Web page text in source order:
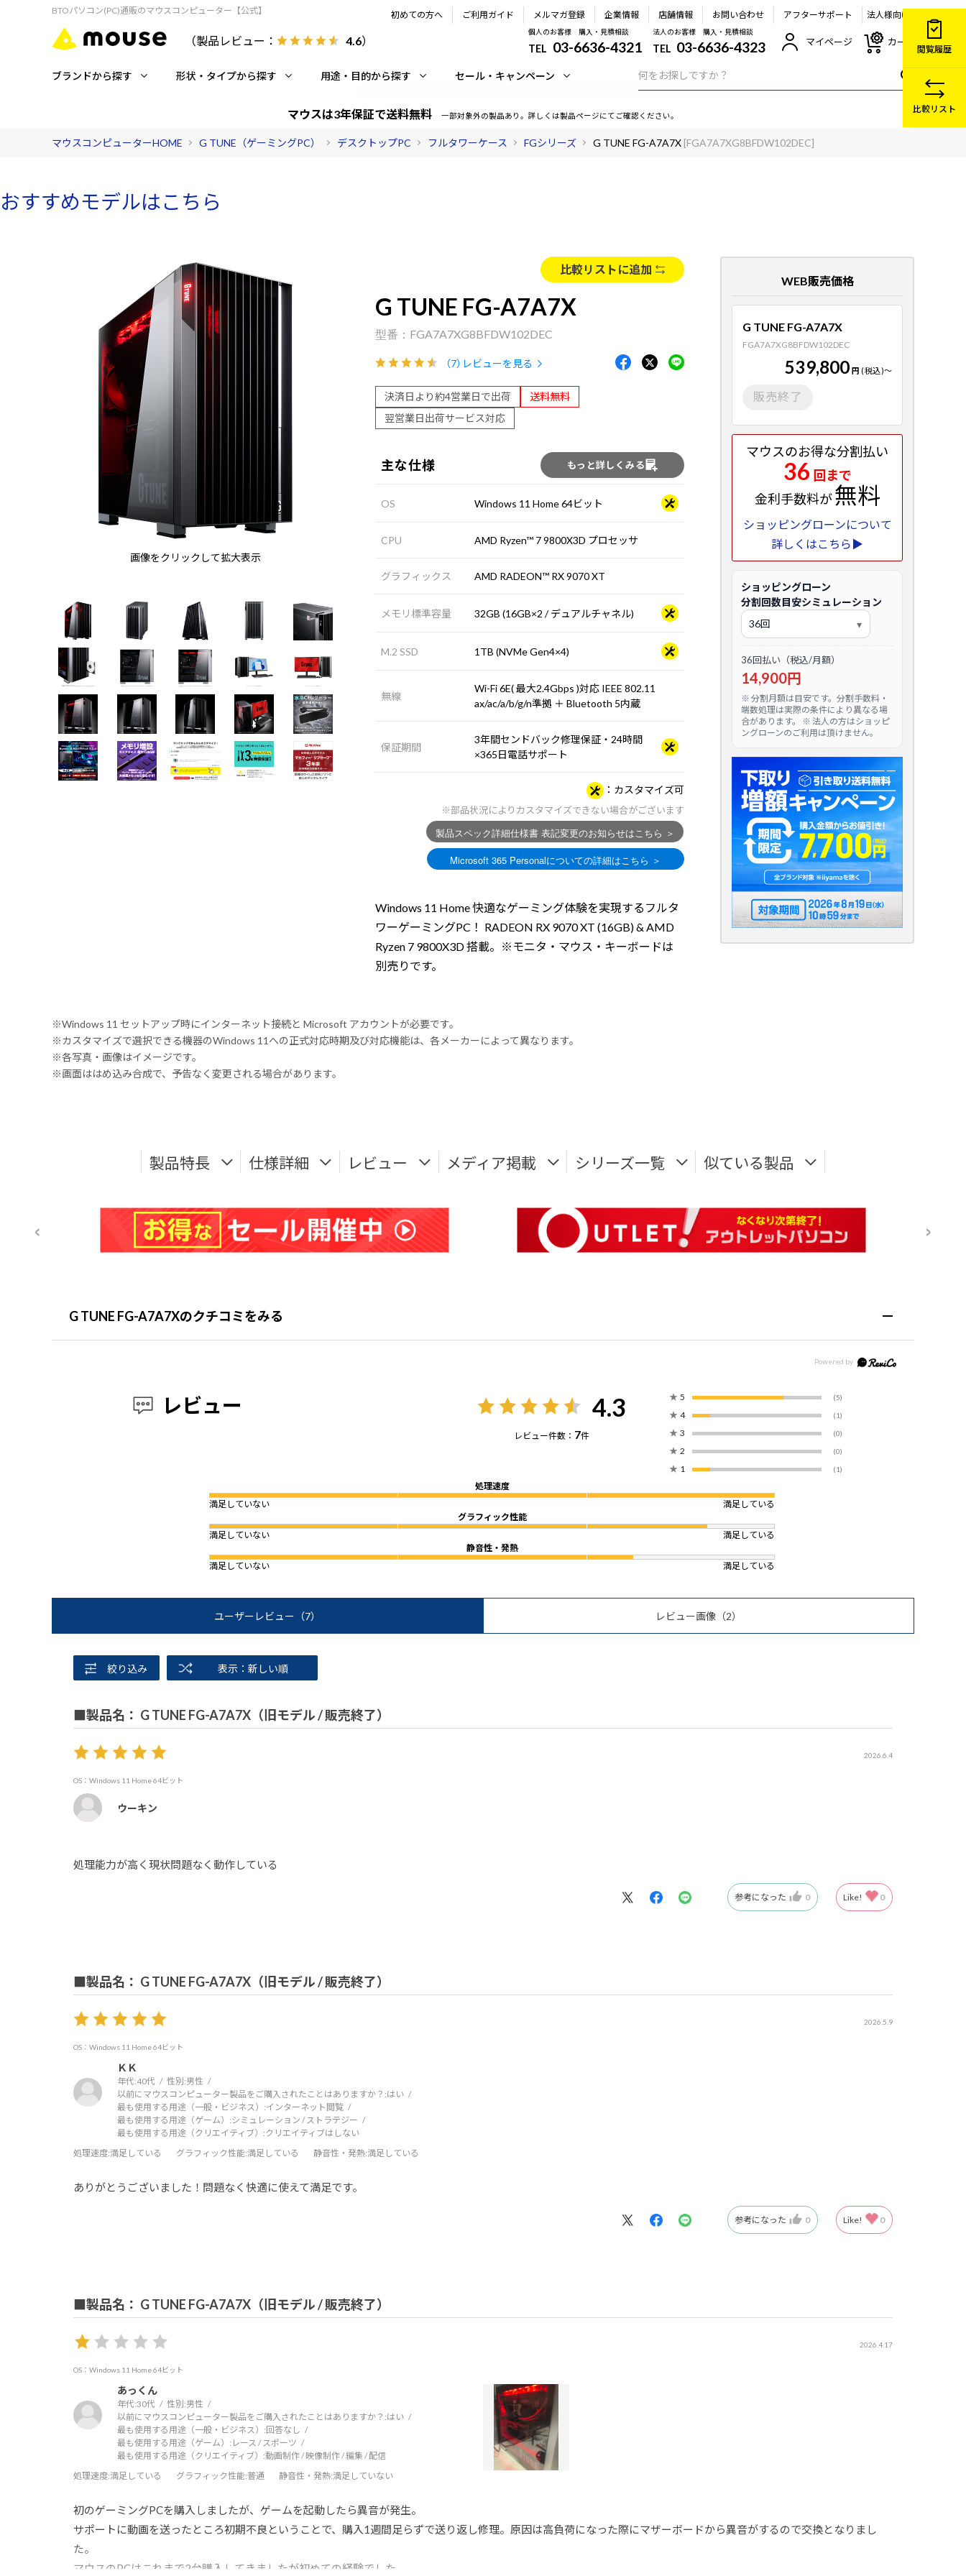
BTOパソコン(PC)通販のマウスコンピューター【公式】
（製品レビュー： 4.6）
初めての方へ ご利用ガイド メルマガ登録 企業情報 店舗情報 お問い合わせ アフターサポート 法人様向け
個人のお客様 購入・見積相談
TEL 03-6636-4321
法人のお客様 購入・見積相談
TEL 03-6636-4323 マイページ カート
ブランドから探す 形状・タイプから探す 用途・目的から探す セール・キャンペーン
マウスは3年保証で送料無料 一部対象外の製品あり。詳しくは製品ページにてご確認ください。
マウスコンピューターHOME G TUNE（ゲーミングPC） デスクトップPC フルタワーケース FGシリーズ G TUNE FG-A7A7X [FGA7A7XG8BFDW102DEC]
おすすめモデルはこちら
画像をクリックして拡大表示
比較リストに追加
G TUNE FG-A7A7X
FGA7A7XG8BFDW102DEC
（7）レビューを見る
決済日より約4営業日で出荷
送料無料
翌営業日出荷サービス対応
主な仕様 もっと詳しくみる
OS Windows 11 Home 64ビット
CPU AMD Ryzen™ 7 9800X3D プロセッサ
グラフィックス AMD RADEON™ RX 9070 XT
メモリ標準容量 32GB (16GB×2 / デュアルチャネル)
M.2 SSD 1TB (NVMe Gen4×4)
無線
Wi-Fi 6E( 最大2.4Gbps )対応 IEEE 802.11
ax/ac/a/b/g/n準拠 ＋ Bluetooth 5内蔵
保証期間
3年間センドバック修理保証・24時間
×365日電話サポート
カスタマイズ可
※部品状況によりカスタマイズできない場合がございます
Windows 11 Home 快適なゲーミング体験を実現するフルタ
ワーゲーミングPC！ RADEON RX 9070 XT (16GB) & AMD
Ryzen 7 9800X3D 搭載。※モニタ・マウス・キーボードは
別売りです。
WEB販売価格
G TUNE FG-A7A7X
FGA7A7XG8BFDW102DEC
539,800 円 (税込)～
販売終了
マウスのお得な分割払い
36 回まで
金利手数料が無料
ショッピングローンについて
詳しくはこちら▶
ショッピングローン
分割回数目安シミュレーション
36回払い（税込/月額）
14,900円
※ 分割月額は目安です。分割手数料・
端数処理は実際の条件により異なる場
合があります。 ※ 法人の方はショッピ
ングローンのご利用は頂けません。
※Windows 11 セットアップ時にインターネット接続と Microsoft アカウントが必要です。
※カスタマイズで選択できる機器のWindows 11への正式対応時期及び対応機能は、各メーカーによって異なります。
※各写真・画像はイメージです。
※画面ははめ込み合成で、予告なく変更される場合があります。
製品特長 仕様詳細 レビュー メディア掲載 シリーズ一覧 似ている製品
G TUNE FG-A7A7Xのクチコミをみる
レビュー 4.3
レビュー件数： 7件
★ 5 (5)
★ 4 (1)
★ 3 (0)
★ 2 (0)
★ 1 (1)
処理速度
満足していない
満足している
グラフィック性能
満足していない
満足している
静音性・発熱
満足していない
満足している
ユーザーレビュー （7） レビュー画像 （2）
絞り込み 表示：新しい順
■製品名： G TUNE FG-A7A7X（旧モデル / 販売終了）
2026.6.4
OS：Windows 11 Home 64ビット
ウーキン
処理能力が高く現状問題なく動作している
参考になった 0 Like! 0
■製品名： G TUNE FG-A7A7X（旧モデル / 販売終了）
2026.5.9
OS：Windows 11 Home 64ビット
ＫＫ
年代:40代 性別:男性
以前にマウスコンピューター製品をご購入されたことはありますか？:はい
最も使用する用途（一般・ビジネス）:インターネット閲覧
最も使用する用途（ゲーム）:シミュレーション / ストラテジー
最も使用する用途（クリエイティブ）:クリエイティブはしない
処理速度:満足している グラフィック性能:満足している 静音性・発熱:満足している
ありがとうございました！問題なく快適に使えて満足です。
参考になった 0 Like! 0
■製品名： G TUNE FG-A7A7X（旧モデル / 販売終了）
2026.4.17
OS：Windows 11 Home 64ビット
あっくん
年代:30代 性別:男性
以前にマウスコンピューター製品をご購入されたことはありますか？:はい
最も使用する用途（一般・ビジネス）: 回答なし
最も使用する用途（ゲーム）: レース / スポーツ
最も使用する用途（クリエイティブ）:動画制作 / 映像制作 / 編集 / 配信
処理速度:満足している グラフィック性能:普通 静音性・発熱:満足していない
初のゲーミングPCを購入しましたが、ゲームを起動したら異音が発生。
サポートに動画を送ったところ初期不良ということで、購入1週間足らずで送り返し修理。原因は高負荷になった際にマザーボードから異音がするので交換となりまし
た。
マウスのPCはこれまで2台購入してきましたが初めての経験でした。
閲覧履歴
比較リスト